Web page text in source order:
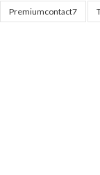
Premiumcontact7